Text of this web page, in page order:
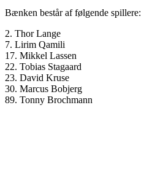
Bænken består af følgende spillere:
2. Thor Lange
7. Lirim Qamili
17. Mikkel Lassen
22. Tobias Stagaard
23. David Kruse
30. Marcus Bobjerg
89. Tonny Brochmann